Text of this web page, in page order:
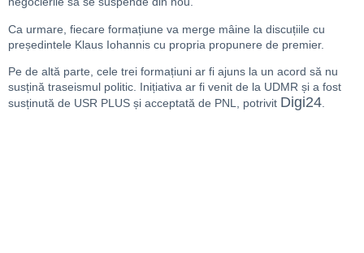
Ca urmare, fiecare formațiune va merge mâine la discuțiile cu
președintele Klaus Iohannis cu propria propunere de premier.
Pe de altă parte, cele trei formațiuni ar fi ajuns la un acord să nu
susțină traseismul politic. Inițiativa ar fi venit de la UDMR și a fost
susținută de USR PLUS și acceptată de PNL, potrivit Digi24